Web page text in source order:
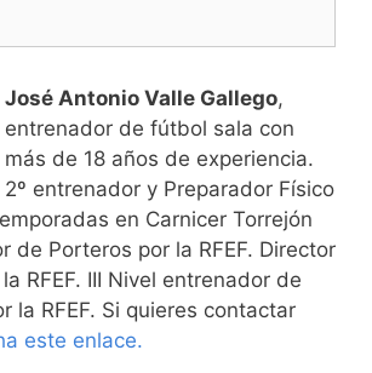
José Antonio Valle Gallego,
entrenador de fútbol sala con
más de 18 años de experiencia.
2º entrenador y Preparador Físico
en Carnicer Torrejón
de Porteros por la RFEF. Director
RFEF. III Nivel entrenador de
la RFEF. Si quieres contactar
este enlace.